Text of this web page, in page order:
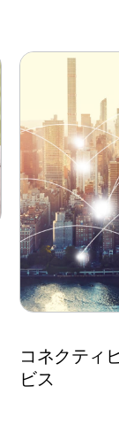
コネクティ
ビス